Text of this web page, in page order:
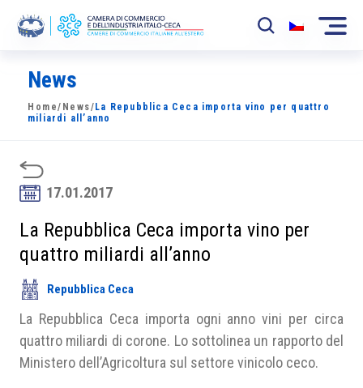
La Camera
News
Sviluppo Mercato
Soci
Partner
Progetti
Area riservata
News
Home/ News/ La Repubblica Ceca importa vino per quattro
miliardi all’anno
17.01.2017
La Repubblica Ceca importa vino per
quattro miliardi all’anno
Repubblica Ceca
La Repubblica Ceca importa ogni anno vini per circa
quattro miliardi di corone. Lo sottolinea un rapporto del
Ministero dell’Agricoltura sul settore vinicolo ceco.